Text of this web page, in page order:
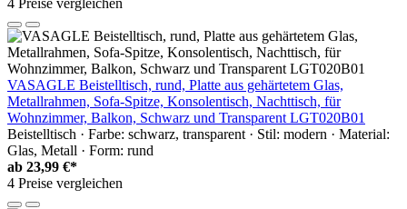
4 Preise vergleichen
VASAGLE Beistelltisch, rund, Platte aus gehärtetem Glas,
Metallrahmen, Sofa-Spitze, Konsolentisch, Nachttisch, für
Wohnzimmer, Balkon, Schwarz und Transparent LGT020B01
Beistelltisch · Farbe: schwarz, transparent · Stil: modern · Material:
Glas, Metall · Form: rund
ab 23,99 €*
4 Preise vergleichen